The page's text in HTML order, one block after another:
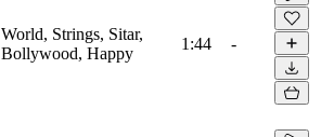
World, Strings, Sitar,
Bollywood, Happy
1:44 -